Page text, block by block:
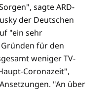
sagte ARD-
der Deutschen
"ein sehr
für den
weniger TV-
Coronazeit",
"An über